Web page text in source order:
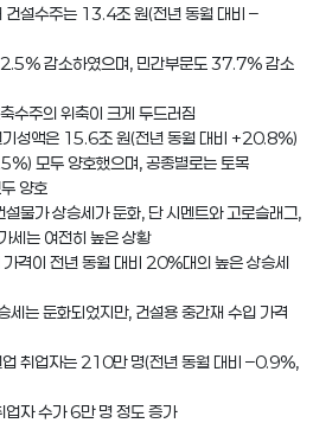
설수주는 13.4조 원(전년 동월 대비 –
감소하였으며, 민간부문도 37.7% 감소
수주의 위축이 크게 두드러짐
성액은 15.6조 원(전년 동월 대비 +20.8%)
모두 양호했으며, 공종별로는 토목
양호
물가 상승세가 둔화, 단 시멘트와 고로슬래그,
세는 여전히 높은 상황
격이 전년 동월 대비 20%대의 높은 상승세
는 둔화되었지만, 건설용 중간재 수입 가격
취업자는 210만 명(전년 동월 대비 –0.9%,
자 수가 6만 명 정도 증가